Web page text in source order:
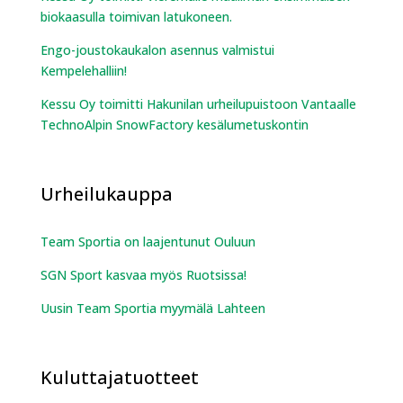
biokaasulla toimivan latukoneen.
Engo-joustokaukalon asennus valmistui
Kempelehalliin!
Kessu Oy toimitti Hakunilan urheilupuistoon Vantaalle
TechnoAlpin SnowFactory kesälumetuskontin
Urheilukauppa
Team Sportia on laajentunut Ouluun
SGN Sport kasvaa myös Ruotsissa!
Uusin Team Sportia myymälä Lahteen
Kuluttajatuotteet